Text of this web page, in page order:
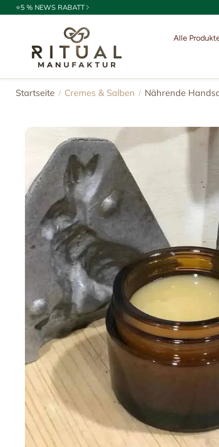
⭐5 % NEWS RABATT
Alle
Exoten
Gewürze
Aktionen
Sets &
Neuste
Produkte
Startseite Cremes & Salben Nährende